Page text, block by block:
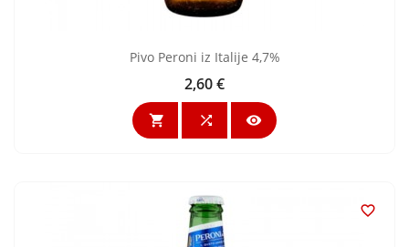
Pivo Peroni iz Italije 4,7%
Cijena
2,60 €
  
